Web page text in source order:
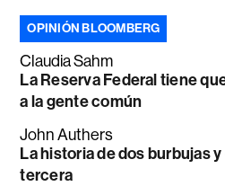
OPINIÓN BLOOMBERG
Claudia Sahm
La Reserva Federal tiene
a la gente común
John Authers
La historia de dos burbujas
tercera